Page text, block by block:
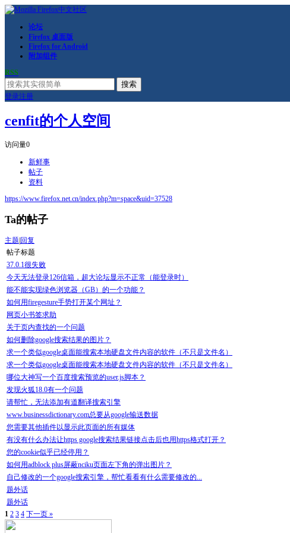
论坛
Firefox 桌面版
Firefox for Android
附加组件
RSS
搜索
登录注册
cenfit的个人空间
访问量0
新鲜事
帖子
资料
https://www.firefox.net.cn/index.php?m=space&uid=37528
Ta的帖子
主题 回复
帖子标题
37.0.1很失败
今天无法登录126信箱，超大论坛显示不正常（能登录时）
能不能实现绿色浏览器（GB）的一个功能？
如何用firegesture手势打开某个网址？
网页小书签求助
关于页内查找的一个问题
如何删除google搜索结果的图片？
求一个类似google桌面能搜索本地硬盘文件内容的软件（不只是文件名）
求一个类似google桌面能搜索本地硬盘文件内容的软件（不只是文件名）
哪位大神写一个百度搜索预览的user.js脚本？
发现火狐18.0有一个问题
请帮忙，无法添加有道翻译搜索引擎
www.businessdictionary.com总要从google输送数据
您需要其他插件以显示此页面的所有媒体
有没有什么办法让https google搜索结果链接点击后也用https格式打开？
您的cookie似乎已经停用？
如何用adblock plus屏蔽nciku页面左下角的弹出图片？
自己修改的一个google搜索引擎，帮忙看看有什么需要修改的...
题外话
题外话
1 2 3 4 下一页 »